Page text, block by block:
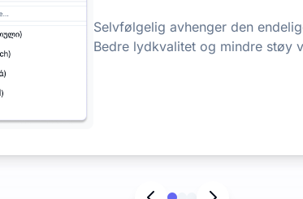
Selvfølgelig avhenger den
Bedre lydkvalitet og mindre støy